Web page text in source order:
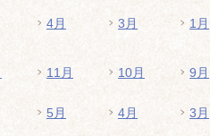
4月 3月 1月
11月 10月 9月
5月 4月 3月